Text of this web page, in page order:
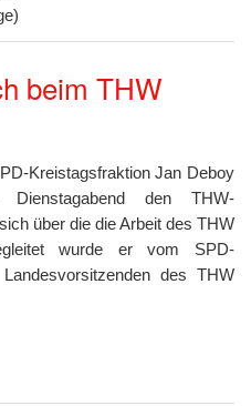
beim THW
Kreistagsfraktion Jan Deboy
Dienstagabend den THW-
über die die Arbeit des THW
wurde er vom SPD-
des THW